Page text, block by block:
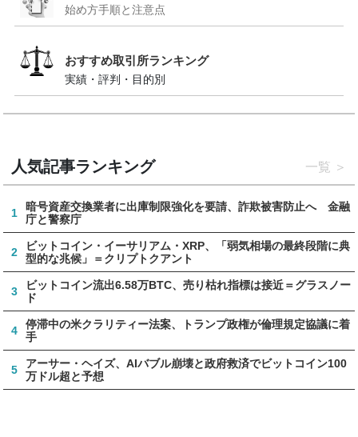
始め方手順と注意点
おすすめ取引所ランキング
実績・評判・目的別
人気記事ランキング 一覧
1
暗号資産交換業者に出庫制限強化を要請、詐欺被害防止へ 金融
庁と警察庁
2
ビットコイン・イーサリアム・XRP、「弱気相場の最終段階に典
型的な兆候」＝クリプトクアント
3
ビットコイン流出6.58万BTC、売り枯れ指標は接近＝グラスノー
ド
4
停滞中の米クラリティー法案、トランプ政権が倫理規定協議に着
手
5
アーサー・ヘイズ、AIバブル崩壊と政府救済でビットコイン100
万ドル超と予想